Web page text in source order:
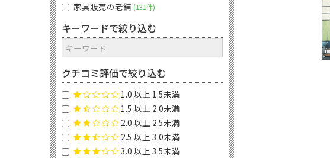
家具販売の老舗 131件
キーワードで絞り込む
クチコミ評価で絞り込む
1.0 以上 1.5未満
1.5 以上 2.0未満
2.0 以上 2.5未満
2.5 以上 3.0未満
3.0 以上 3.5未満